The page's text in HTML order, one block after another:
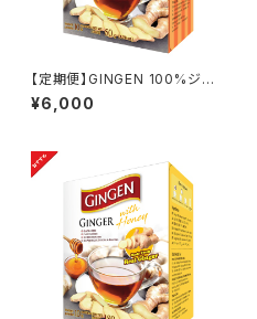
【定期便】GINGEN 100%ジン
ジャーパウダードリンク(6箱セッ
ト)
¥6,000